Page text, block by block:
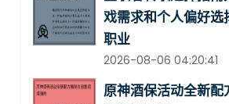
戏需求和个人偏好选
职业
2026-08-06 04:20:41
原神酒保活动全新配